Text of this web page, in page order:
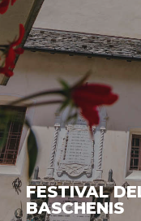
FESTIVAL
BASCHENIS